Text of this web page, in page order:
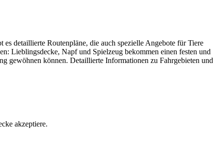
detaillierte Routenpläne, die auch spezielle Angebote für Tiere
Lieblingsdecke, Napf und Spielzeug bekommen einen festen und
gewöhnen können. Detaillierte Informationen zu Fahrgebieten und
akzeptiere.